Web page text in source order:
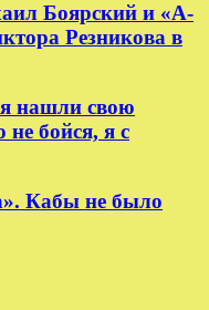
Боярский и «А-
Резникова в
нашли свою
бойся, я с
Кабы не было